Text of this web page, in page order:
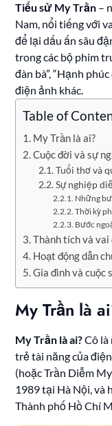
Tiểu sử My Trần –
Nam, nổi tiếng với
để lại dấu ấn sâu
trong các bộ phim
đàn bà”, “Hạnh
điện ảnh khác.
Table of
My Trần là ai?
Cuộc đời và sự
Tuổi thơ và
Sự nghiệp
Những
Thời kỳ
Bước
Thành tích và
Hoạt động dẫn
Gia đình và cuộc
My Trần là
My Trần là ai?Cô là
trẻ tài năng của
(hoặc Trần Diễm
1989 tại Hà Nội, và
Thành phố Hồ Chí